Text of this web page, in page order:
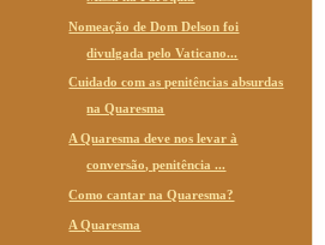
Nomeação de Dom Delson foi
divulgada pelo Vaticano...
Cuidado com as penitências absurdas
na Quaresma
A Quaresma deve nos levar à
conversão, penitência ...
Como cantar na Quaresma?
A Quaresma